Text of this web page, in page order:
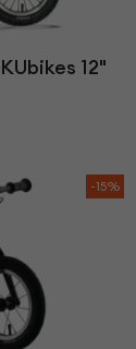
Gazelle
Pompki
Pozostałe
Przerzutki
Strida - części
12"
-15%